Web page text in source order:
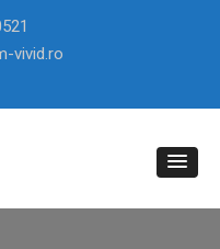
vivid.ro